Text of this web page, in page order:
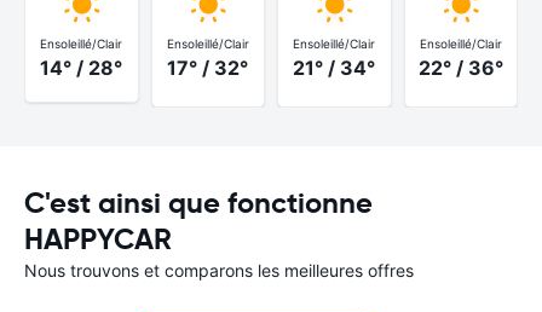
Ensoleillé/Clair
14° / 28°
Ensoleillé/Clair
17° / 32°
Ensoleillé/Clair
21° / 34°
Ensoleillé/Clair
22° / 36°
C'est ainsi que fonctionne
HAPPYCAR
Nous trouvons et comparons les meilleures offres